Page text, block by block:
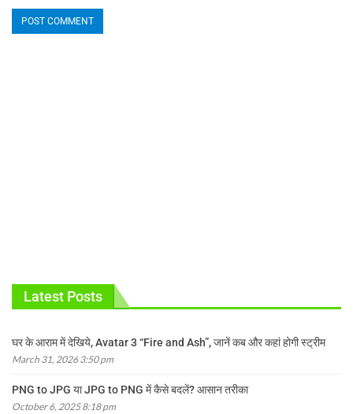
Latest Posts
घर के आराम में देखिये, Avatar 3 “Fire and Ash”, जानें कब और कहां होगी स्ट्रीम
March 31, 2026 3:50 pm
PNG to JPG या JPG to PNG में कैसे बदलें? आसान तरीका
October 6, 2025 8:18 pm